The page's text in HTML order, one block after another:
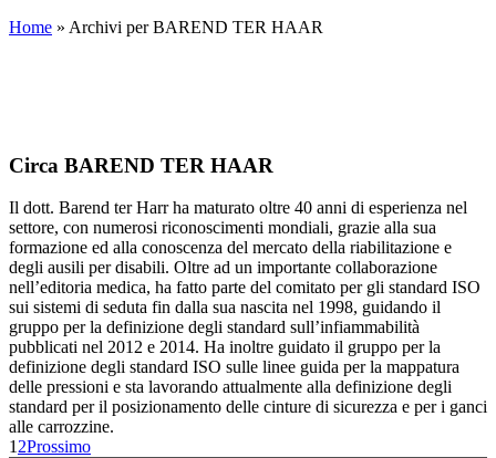
Home » Archivi per BAREND TER HAAR
Circa BAREND TER HAAR
Il dott. Barend ter Harr ha maturato oltre 40 anni di esperienza nel
settore, con numerosi riconoscimenti mondiali, grazie alla sua
formazione ed alla conoscenza del mercato della riabilitazione e
degli ausili per disabili. Oltre ad un importante collaborazione
nell’editoria medica, ha fatto parte del comitato per gli standard ISO
sui sistemi di seduta fin dalla sua nascita nel 1998, guidando il
gruppo per la definizione degli standard sull’infiammabilità
pubblicati nel 2012 e 2014. Ha inoltre guidato il gruppo per la
definizione degli standard ISO sulle linee guida per la mappatura
delle pressioni e sta lavorando attualmente alla definizione degli
standard per il posizionamento delle cinture di sicurezza e per i ganci
alle carrozzine.
12Prossimo